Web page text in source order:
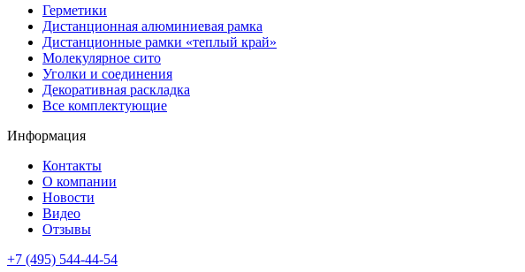
Герметики
Дистанционная алюминиевая рамка
Дистанционные рамки «теплый край»
Молекулярное сито
Уголки и соединения
Декоративная раскладка
Все комплектующие
Информация
Контакты
О компании
Новости
Видео
Отзывы
+7 (495) 544-44-54